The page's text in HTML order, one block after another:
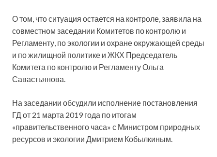
О том, что ситуация остается на контроле, заявила на
совместном заседании Комитетов по контролю и
Регламенту, по экологии и охране окружающей среды
и по жилищной политике и ЖКХ Председатель
Комитета по контролю и Регламенту Ольга
Савастьянова.
На заседании обсудили исполнение постановления
ГД от 21 марта 2019 года по итогам
«правительственного часа» с Министром природных
ресурсов и экологии Дмитрием Кобылкиным.